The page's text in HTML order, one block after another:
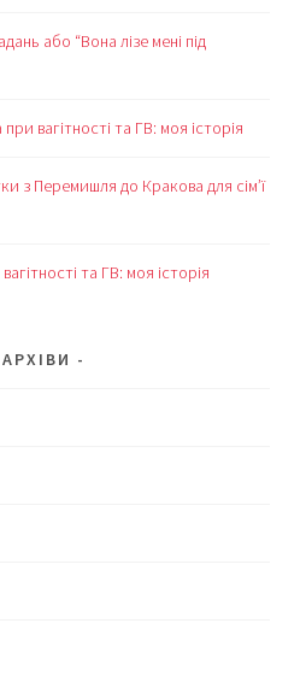
або “Вона лізе мені під
вагітності та ГВ: моя історія
з Перемишля до Кракова для сім’ї
та ГВ: моя історія
АРХІВИ